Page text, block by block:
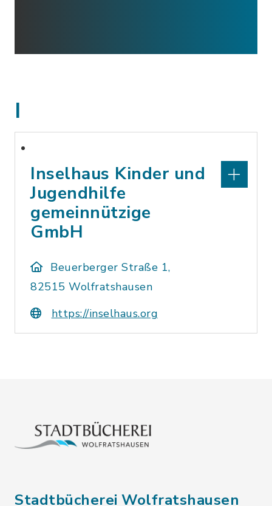
I
Inselhaus Kinder und
Jugendhilfe
gemeinnützige
GmbH
Beuerberger Straße 1,
82515 Wolfratshausen
https://inselhaus.org
Stadtbücherei Wolfratshausen